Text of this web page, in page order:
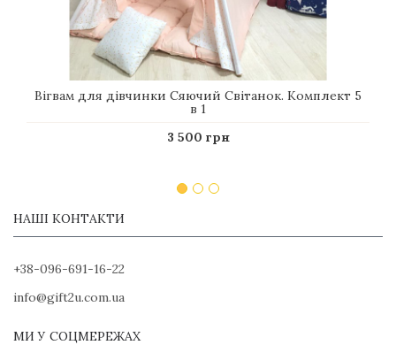
Вігвам для дівчинки Сяючий Світанок. Комплект 5
в 1
3 500 грн
НАШІ КОНТАКТИ
+38-096-691-16-22
info@gift2u.com.ua
МИ У СОЦМЕРЕЖАХ